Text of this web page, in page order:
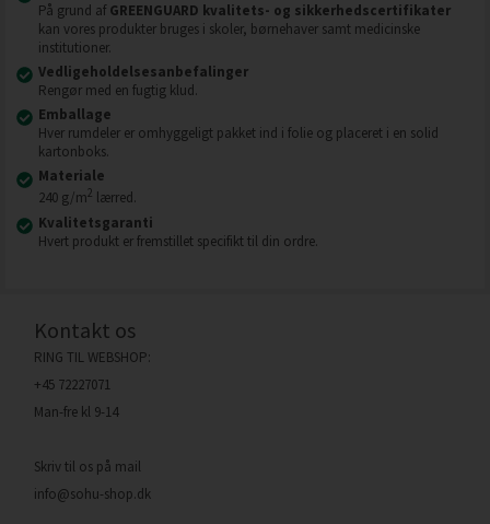
På grund af GREENGUARD kvalitets- og sikkerhedscertifikater
kan vores produkter bruges i skoler, børnehaver samt medicinske
institutioner.
Vedligeholdelsesanbefalinger
Rengør med en fugtig klud.
Emballage
Hver rumdeler er omhyggeligt pakket ind i folie og placeret i en solid
kartonboks.
Materiale
240 g/m2 lærred.
Kvalitetsgaranti
Hvert produkt er fremstillet specifikt til din ordre.
Kontakt os
RING TIL WEBSHOP:
+45 72227071
Man-fre kl 9-14
Skriv til os på mail
info@sohu-shop.dk